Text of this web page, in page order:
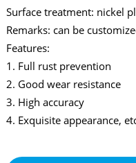
Surface treatment: nickel
Remarks: can be
Features:
1. Full rust prevention
2. Good wear resistance
3. High accuracy
4. Exquisite appearance,